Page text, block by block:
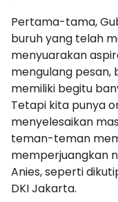
Pertama-tama,
buruh yang telah
menyuarakan
mengulang pesan,
memiliki begitu
Tetapi kita punya
menyelesaikan
teman-teman
memperjuangkan
Anies, seperti
DKI Jakarta.